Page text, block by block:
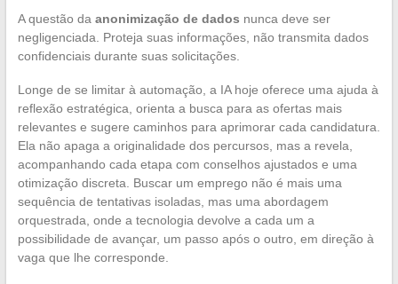
A questão da anonimização de dados nunca deve ser
negligenciada. Proteja suas informações, não transmita dados
confidenciais durante suas solicitações.
Longe de se limitar à automação, a IA hoje oferece uma ajuda à
reflexão estratégica, orienta a busca para as ofertas mais
relevantes e sugere caminhos para aprimorar cada candidatura.
Ela não apaga a originalidade dos percursos, mas a revela,
acompanhando cada etapa com conselhos ajustados e uma
otimização discreta. Buscar um emprego não é mais uma
sequência de tentativas isoladas, mas uma abordagem
orquestrada, onde a tecnologia devolve a cada um a
possibilidade de avançar, um passo após o outro, em direção à
vaga que lhe corresponde.